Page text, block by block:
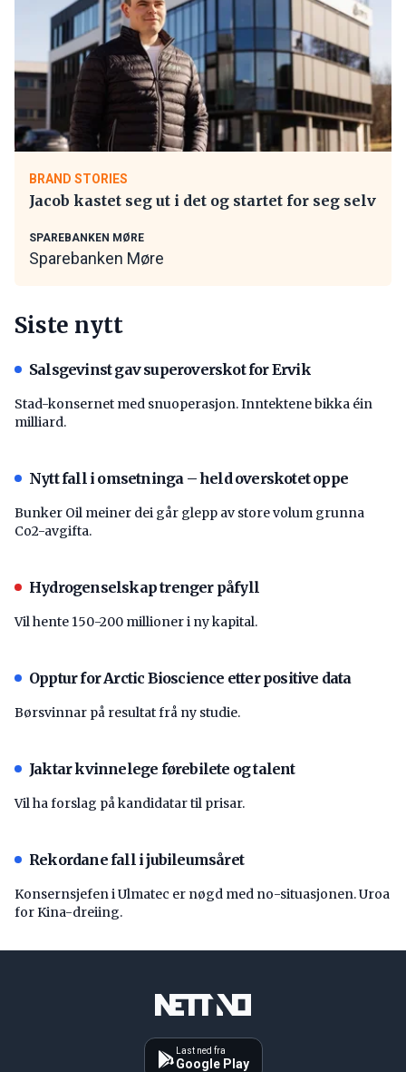
BRAND STORIES
Jacob kastet seg ut i det og startet for seg selv
SPAREBANKEN MØRE
Sparebanken Møre
Siste nytt
Salsgevinst gav superoverskot for Ervik
Stad-konsernet med snuoperasjon. Inntektene bikka éin
milliard.
Nytt fall i omsetninga – held overskotet oppe
Bunker Oil meiner dei går glepp av store volum grunna
Co2-avgifta.
Hydrogenselskap trenger påfyll
Vil hente 150-200 millioner i ny kapital.
Opptur for Arctic Bioscience etter positive data
Børsvinnar på resultat frå ny studie.
Jaktar kvinnelege førebilete og talent
Vil ha forslag på kandidatar til prisar.
Rekordane fall i jubileumsåret
Konsernsjefen i Ulmatec er nøgd med no-situasjonen. Uroa
for Kina-dreiing.
Last ned fra
Google Play